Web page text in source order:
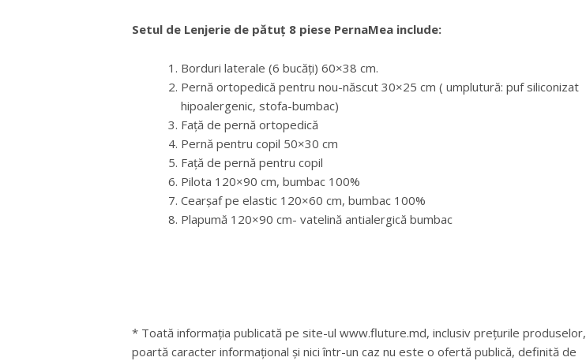
Setul de Lenjerie de pătuț 8 piese PernaMea include:
Borduri laterale (6 bucăți) 60×38 cm.
Pernă ortopedică pentru nou-născut 30×25 cm ( umplutură: puf siliconizat
hipoalergenic, stofa-bumbac)
Față de pernă ortopedică
Pernă pentru copil 50×30 cm
Față de pernă pentru copil
Pilota 120×90 cm, bumbac 100%
Cearșaf pe elastic 120×60 cm, bumbac 100%
Plapumă 120×90 cm- vatelină antialergică bumbac
* Toată informația publicată pe site-ul www.fluture.md, inclusiv prețurile produselor,
poartă caracter informațional și nici într-un caz nu este o ofertă publică, definită de